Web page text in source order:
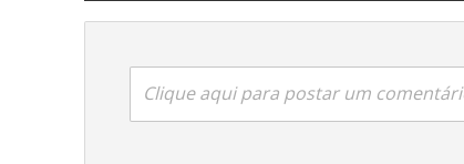
Clique aqui para postar um